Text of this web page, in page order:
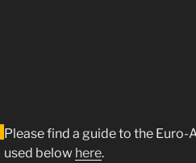
Please find a guide to the
used below here.